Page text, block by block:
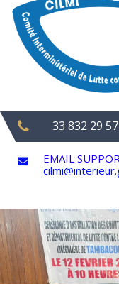
33 832 29 57
EMAIL